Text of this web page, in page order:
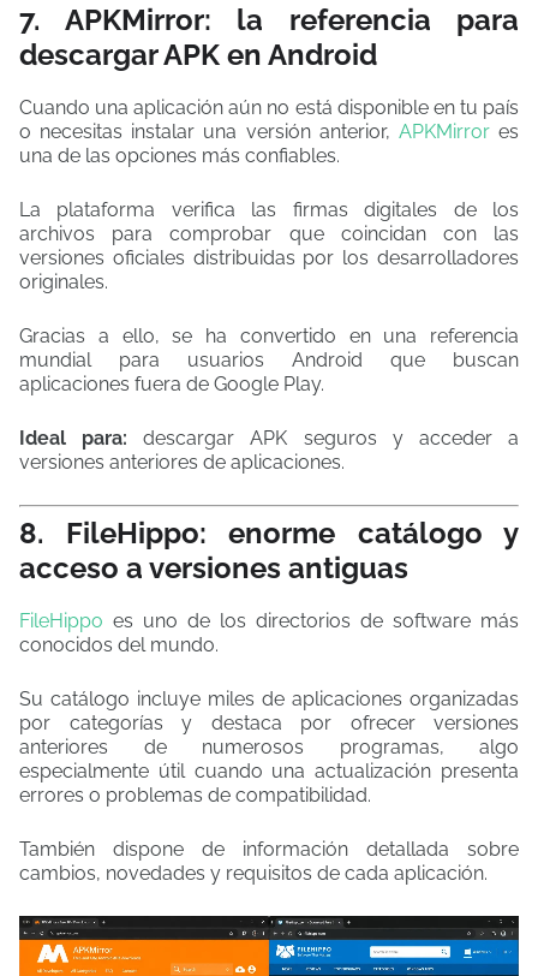
7. APKMirror: la referencia para
descargar APK en Android
Cuando una aplicación aún no está disponible en tu país
o necesitas instalar una versión anterior, APKMirrores
una de las opciones más confiables.
La plataforma verifica las firmas digitales de los
archivos para comprobar que coincidan con las
versiones oficiales distribuidas por los desarrolladores
originales.
Gracias a ello, se ha convertido en una referencia
mundial para usuarios Android que buscan
aplicaciones fuera de Google Play.
Ideal para: descargar APK seguros y acceder a
versiones anteriores de aplicaciones.
8. FileHippo: enorme catálogo y
acceso a versiones antiguas
FileHippo es uno de los directorios de software más
conocidos del mundo.
Su catálogo incluye miles de aplicaciones organizadas
por categorías y destaca por ofrecer versiones
anteriores de numerosos programas, algo
especialmente útil cuando una actualización presenta
errores o problemas de compatibilidad.
También dispone de información detallada sobre
cambios, novedades y requisitos de cada aplicación.